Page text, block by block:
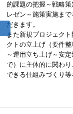
的課題の把握～戦略
レゼン～施策実施ま
だきます。
また新規プロジェク
クトの立上げ（要件
～運用立ち上げ～安
で）に主体的に関わ
できる仕組みづくり等